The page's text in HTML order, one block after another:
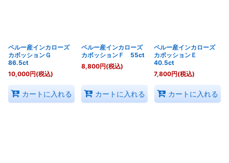
ペルー産インカローズ
カボッションＧ
86.5ct
10,000円(税込)
カートに入れる
ペルー産インカローズ
カボッションＦ 55ct
8,800円(税込)
カートに入れる
ペルー産インカローズ
カボッションＥ
40.5ct
7,800円(税込)
カートに入れる